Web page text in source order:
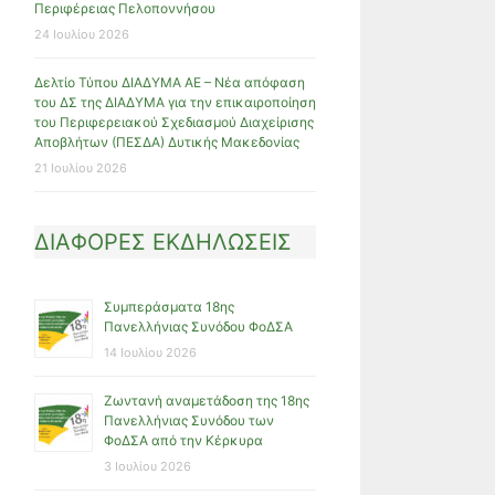
Περιφέρειας Πελοποννήσου
24 Ιουλίου 2026
Δελτίο Τύπου ΔΙΑΔΥΜΑ ΑΕ – Νέα απόφαση
του ΔΣ της ΔΙΑΔΥΜΑ για την επικαιροποίηση
του Περιφερειακού Σχεδιασμού Διαχείρισης
Αποβλήτων (ΠΕΣΔΑ) Δυτικής Μακεδονίας
21 Ιουλίου 2026
ΔΙΑΦΟΡΕΣ ΕΚΔΗΛΩΣΕΙΣ
Συμπεράσματα 18ης
Πανελλήνιας Συνόδου ΦοΔΣΑ
14 Ιουλίου 2026
Ζωντανή αναμετάδοση της 18ης
Πανελλήνιας Συνόδου των
ΦοΔΣΑ από την Κέρκυρα
3 Ιουλίου 2026